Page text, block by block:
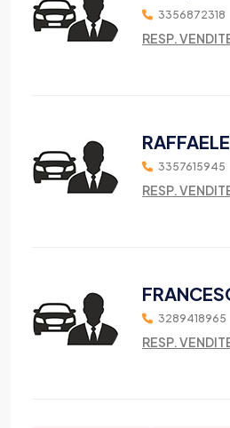
3356872318
RESP.
RAFFAELE
3357615945
RESP.
3289418965
RESP.